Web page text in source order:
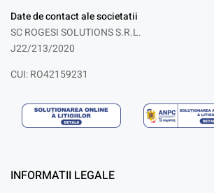
Date de contact ale societatii
SC ROGESI SOLUTIONS S.R.L.
J22/213/2020
CUI: RO42159231
INFORMATII LEGALE